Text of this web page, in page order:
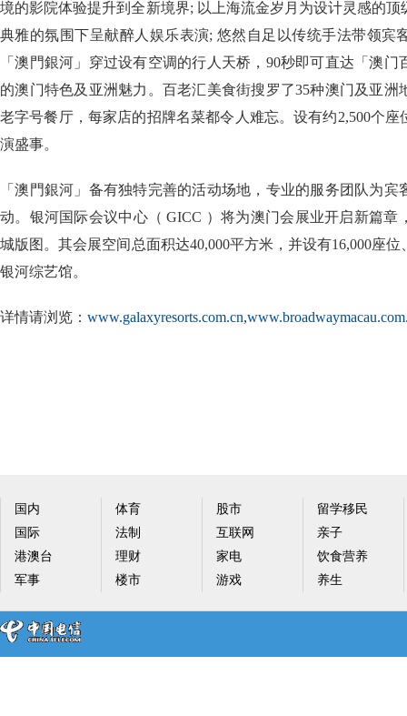
境的影院体验提升到全新境界; 以上海流金岁月为设计灵感的
典雅的氛围下呈献醉人娱乐表演; 悠然自足以传统手法带领宾
「澳門銀河」穿过设有空调的行人天桥，90秒即可直达「澳
的澳门特色及亚洲魅力。百老汇美食街搜罗了35种澳门及亚洲
老字号餐厅，每家店的招牌名菜都令人难忘。设有约2,500个
演盛事。
「澳門銀河」备有独特完善的活动场地，专业的服务团队为
动。银河国际会议中心（ GICC ）将为澳门会展业开启新篇章
城版图。其会展空间总面积达40,000平方米，并设有16,000座
银河综艺馆。
详情请浏览： www.galaxyresorts.com.cn,
国内
国际
港澳台
军事
体育
法制
理财
楼市
股市
互联网
家电
游戏
留学移民
亲子
饮食营养
养生